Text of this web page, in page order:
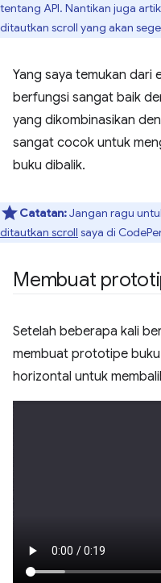
tentang API. Nantikan juga
ditautkan scroll yang akan
Yang saya temukan dari
berfungsi sangat baik
yang dikombinasikan
sangat cocok untuk
buku dibalik.
Catatan:Jangan ragu
ditautkan scroll saya di
Membuat
Setelah beberapa kali
membuat prototipe
horizontal untuk